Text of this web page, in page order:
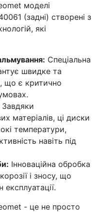
моделі
(задні) створені з
які
Спеціальна
швидке та
що є критично
Завдяки
матеріалів, ці диски
температури,
навіть під
Інноваційна обробка
і зносу, що
- це не просто